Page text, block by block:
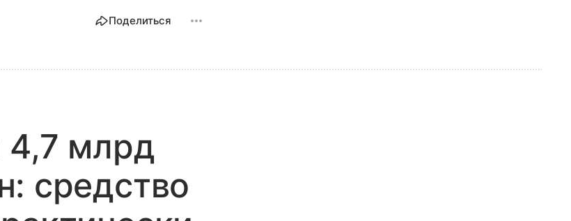
Поделиться
4,7 млрд
средство